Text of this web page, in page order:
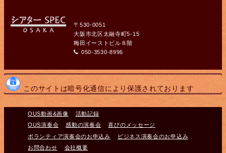
〒530-0051
大阪市北区太融寺町5-15
梅田イーストビル８階
050-3530-8996
このサイトは暗号化通信により保護されております
OUS動画&画像
活動記録
OUS演奏会
感動の演奏会
喜びのメッセージ
ボランティア演奏会のお申込み
ビジネス演奏会のお申込み
お問合わせ
会社概要